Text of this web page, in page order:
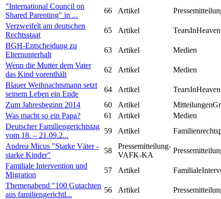
"International Council on
Shared Parenting" in ...
66 Artikel
Verzweifelt am deutschen
Rechtsstaat
65 Artikel
TearsInHeaven
BGH-Entscheidung zu
Elternunterhalt
63 Artikel
Medien
Wenn die Mutter dem Vater
das Kind vorenthält
62 Artikel
Medien
Blauer Weihnachtsmann setzt
seinem Leben ein Ende
64 Artikel
TearsInHeaven
Zum Jahresbeginn 2014
60 Artikel
Was macht so ein Papa?
61 Artikel
Medien
Deutscher Familiengerichtstag
vom 18. – 21.09.2...
59 Artikel
Andrea Micus "Starke Väter -
starke Kinder"
58
Pressemitteilung-
VAFK-KA
Familiale Intervention und
Migration
57 Artikel
Themenabend "100 Gutachten
aus familiengerichtl...
56 Artikel